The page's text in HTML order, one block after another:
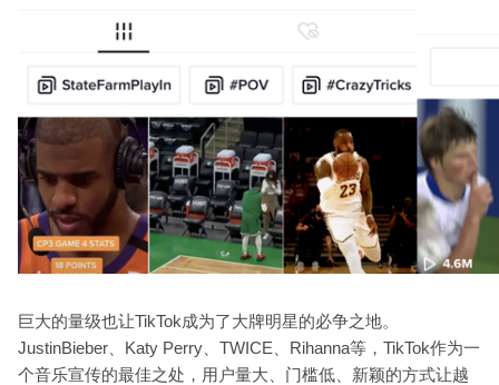
巨大的量级也让TikTok成为了大牌明星的必争之地。
JustinBieber、Katy Perry、TWICE、Rihanna等，TikTok作为一
个音乐宣传的最佳之处，用户量大、门槛低、新颖的方式让越